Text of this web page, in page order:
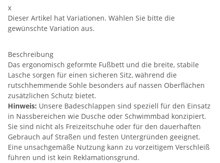
x
Dieser Artikel hat Variationen. Wählen Sie bitte die
gewünschte Variation aus.
Beschreibung
Das ergonomisch geformte Fußbett und die breite, stabile
Lasche sorgen für einen sicheren Sitz, während die
rutschhemmende Sohle besonders auf nassen Oberflächen
zusätzlichen Schutz bietet.
Hinweis: Unsere Badeschlappen sind speziell für den Einsatz
in Nassbereichen wie Dusche oder Schwimmbad konzipiert.
Sie sind nicht als Freizeitschuhe oder für den dauerhaften
Gebrauch auf Straßen und festen Untergründen geeignet.
Eine unsachgemäße Nutzung kann zu vorzeitigem Verschleiß
führen und ist kein Reklamationsgrund.